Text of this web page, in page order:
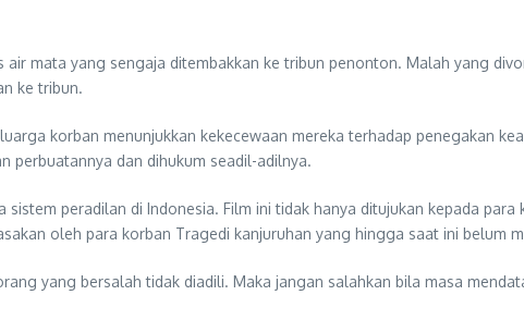
mata yang sengaja ditembakkan ke tribun penonton. Malah yang
ke tribun.
korban menunjukkan kekecewaan mereka terhadap penegakan
perbuatannya dan dihukum seadil-adilnya.
sistem peradilan di Indonesia. Film ini tidak hanya ditujukan kepada
oleh para korban Tragedi kanjuruhan yang hingga saat ini belum
yang bersalah tidak diadili. Maka jangan salahkan bila masa